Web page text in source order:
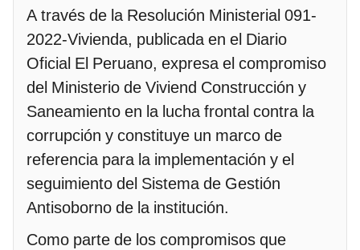
A través de la Resolución Ministerial 091-
2022-Vivienda, publicada en el Diario
Oficial El Peruano, expresa el compromiso
del Ministerio de Viviend Construcción y
Saneamiento en la lucha frontal contra la
corrupción y constituye un marco de
referencia para la implementación y el
seguimiento del Sistema de Gestión
Antisoborno de la institución.
Como parte de los compromisos que